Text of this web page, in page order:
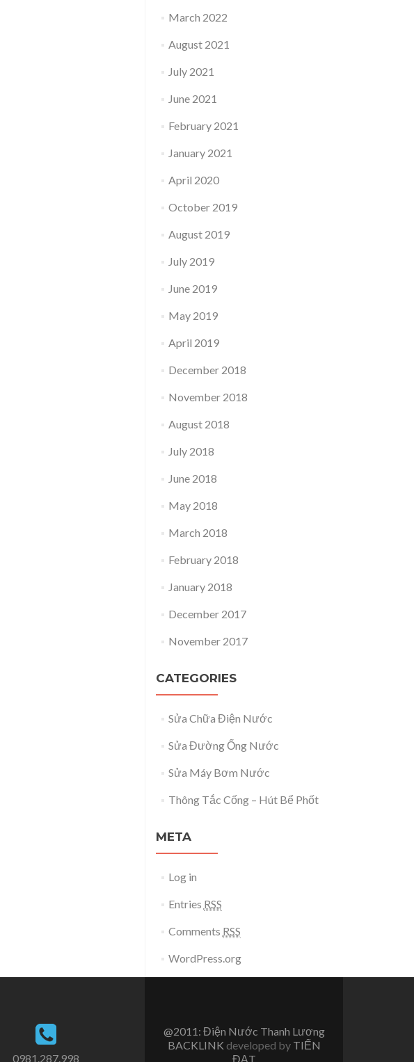
March 2022
August 2021
July 2021
June 2021
February 2021
January 2021
April 2020
October 2019
August 2019
July 2019
June 2019
May 2019
April 2019
December 2018
November 2018
August 2018
July 2018
June 2018
May 2018
March 2018
February 2018
January 2018
December 2017
November 2017
CATEGORIES
Sửa Chữa Điện Nước
Sửa Đường Ống Nước
Sửa Máy Bơm Nước
Thông Tắc Cống – Hút Bể Phốt
META
Log in
Entries RSS
Comments RSS
WordPress.org
0981.287.998
@2011: Điện Nước Thanh Lương
BACKLINK developed by TIẾN
ĐẠT